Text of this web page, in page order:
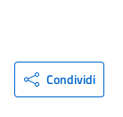
Condividi